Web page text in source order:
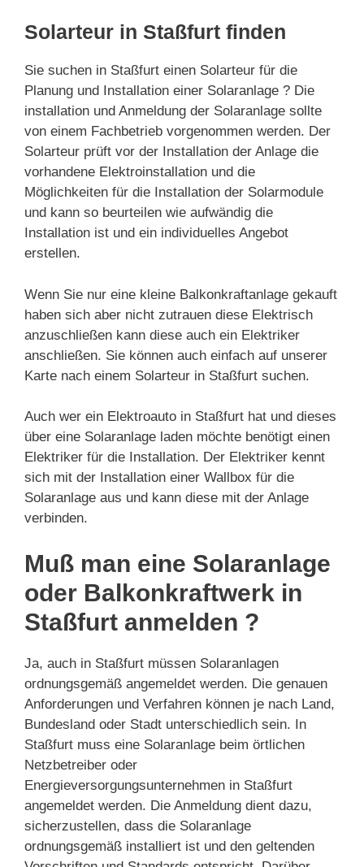
Solarteur in Staßfurt finden
Sie suchen in Staßfurt einen Solarteur für die
Planung und Installation einer Solaranlage ? Die
installation und Anmeldung der Solaranlage sollte
von einem Fachbetrieb vorgenommen werden. Der
Solarteur prüft vor der Installation der Anlage die
vorhandene Elektroinstallation und die
Möglichkeiten für die Installation der Solarmodule
und kann so beurteilen wie aufwändig die
Installation ist und ein individuelles Angebot
erstellen.
Wenn Sie nur eine kleine Balkonkraftanlage gekauft
haben sich aber nicht zutrauen diese Elektrisch
anzuschließen kann diese auch ein Elektriker
anschließen. Sie können auch einfach auf unserer
Karte nach einem Solarteur in Staßfurt suchen.
Auch wer ein Elektroauto in Staßfurt hat und dieses
über eine Solaranlage laden möchte benötigt einen
Elektriker für die Installation. Der Elektriker kennt
sich mit der Installation einer Wallbox für die
Solaranlage aus und kann diese mit der Anlage
verbinden.
Muß man eine Solaranlage
oder Balkonkraftwerk in
Staßfurt anmelden ?
Ja, auch in Staßfurt müssen Solaranlagen
ordnungsgemäß angemeldet werden. Die genauen
Anforderungen und Verfahren können je nach Land,
Bundesland oder Stadt unterschiedlich sein. In
Staßfurt muss eine Solaranlage beim örtlichen
Netzbetreiber oder
Energieversorgungsunternehmen in Staßfurt
angemeldet werden. Die Anmeldung dient dazu,
sicherzustellen, dass die Solaranlage
ordnungsgemäß installiert ist und den geltenden